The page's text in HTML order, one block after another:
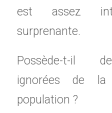
est assez
surprenante.
Possède-t-il
ignorées de
population ?